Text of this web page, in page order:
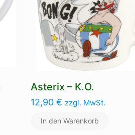
Asterix – K.O.
12,90 € zzgl. MwSt.
In den Warenkorb